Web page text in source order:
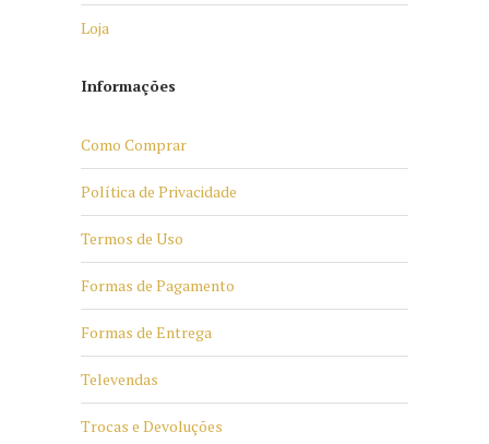
Loja
Informações
Como Comprar
Política de Privacidade
Termos de Uso
Formas de Pagamento
Formas de Entrega
Televendas
Trocas e Devoluções